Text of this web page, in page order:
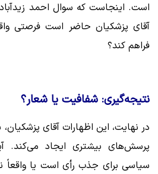
است. اینجاست که سوال احمد
آقای پزشکیان حاضر است فرصتی
فراهم کند؟
نتیجه‌گیری: شفافیت یا شعار؟
در نهایت، این اظهارات آقای
پرسش‌های بیشتری ایجاد می‌کند.
سیاسی برای جذب رأی است یا واقعاً